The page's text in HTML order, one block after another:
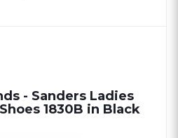
- Sanders Ladies
1830B in Black